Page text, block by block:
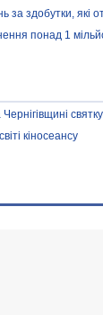
за здобутки, які
понад 1
кіносеансу